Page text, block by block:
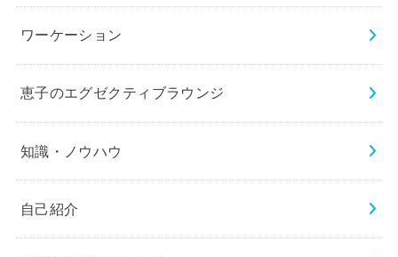
ワーケーション
恵子のエグゼクティブラウンジ
知識・ノウハウ
自己紹介